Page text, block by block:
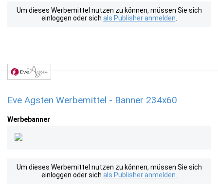
Um dieses Werbemittel nutzen zu können, müssen Sie sich
einloggen oder sich als Publisher anmelden
Eve Agsten Werbemittel - Banner 234x60
Werbebanner
Um dieses Werbemittel nutzen zu können, müssen Sie sich
einloggen oder sich als Publisher anmelden